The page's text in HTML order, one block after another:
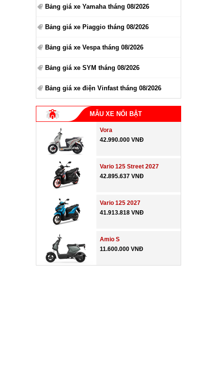
Bảng giá xe Yamaha tháng 08/2026
Bảng giá xe Piaggio tháng 08/2026
Bảng giá xe Vespa tháng 08/2026
Bảng giá xe SYM tháng 08/2026
Bảng giá xe điện Vinfast tháng 08/2026
MẪU XE NỔI BẬT
Vora
42.990.000 VNĐ
Vario 125 Street 2027
42.895.637 VNĐ
Vario 125 2027
41.913.818 VNĐ
Amio S
11.600.000 VNĐ